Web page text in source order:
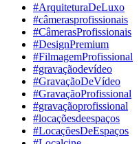
#ArquiteturaDeLuxo
#câmerasprofissionais
#CâmerasProfissionais
#DesignPremium
#FilmagemProfissional
#gravaçãodevídeo
#GravaçãoDeVídeo
#GravaçãoProfissional
#gravaçãoprofissional
#locaçõesdeespaços
#LocaçõesDeEspaços